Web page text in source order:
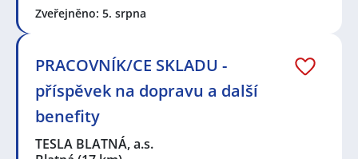
Zveřejněno: 5. srpna
PRACOVNÍK/CE SKLADU -
příspěvek na dopravu a další
benefity
TESLA BLATNÁ, a.s.